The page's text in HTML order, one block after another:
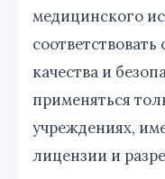
медицинского
качества и
применяться
учреждениях,
лицензии и